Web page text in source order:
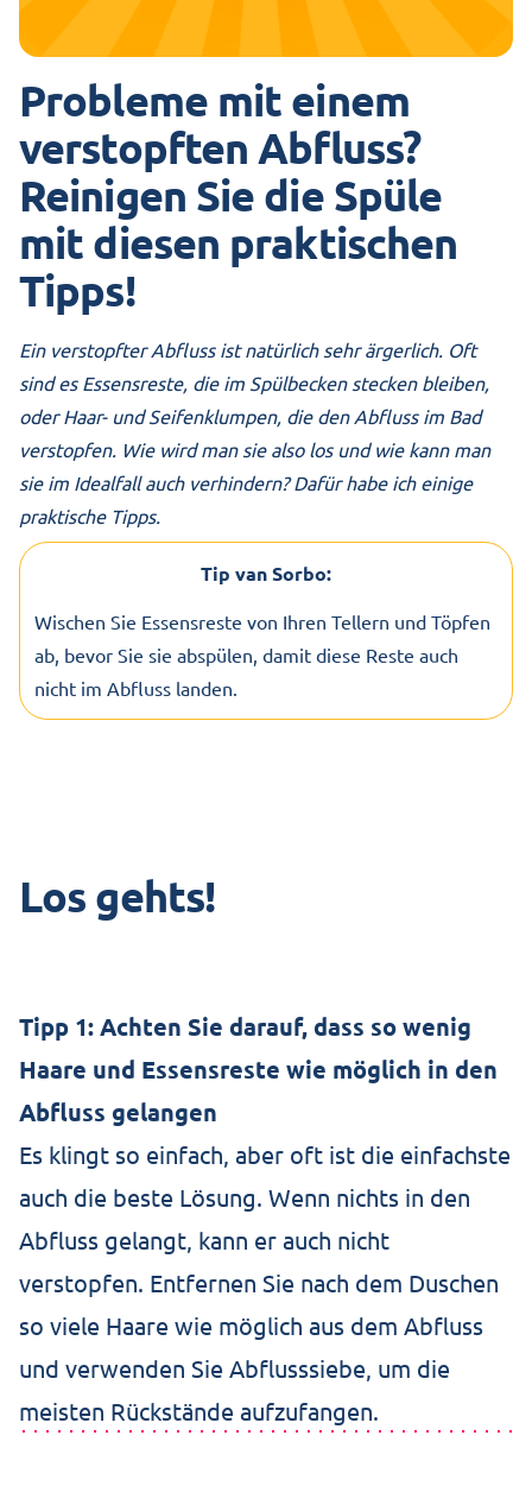
Probleme mit einem
verstopften Abfluss?
Reinigen Sie die Spüle
mit diesen praktischen
Tipps!
Ein verstopfter Abfluss ist natürlich sehr ärgerlich. Oft
sind es Essensreste, die im Spülbecken stecken bleiben,
oder Haar- und Seifenklumpen, die den Abfluss im Bad
verstopfen. Wie wird man sie also los und wie kann man
sie im Idealfall auch verhindern? Dafür habe ich einige
praktische Tipps.
Tip van Sorbo:
Wischen Sie Essensreste von Ihren Tellern und Töpfen
ab, bevor Sie sie abspülen, damit diese Reste auch
nicht im Abfluss landen.
Los gehts!
Tipp 1: Achten Sie darauf, dass so wenig
Haare und Essensreste wie möglich in den
Abfluss gelangen
Es klingt so einfach, aber oft ist die einfachste
auch die beste Lösung. Wenn nichts in den
Abfluss gelangt, kann er auch nicht
verstopfen. Entfernen Sie nach dem Duschen
so viele Haare wie möglich aus dem Abfluss
und verwenden Sie Abflusssiebe, um die
meisten Rückstände aufzufangen.